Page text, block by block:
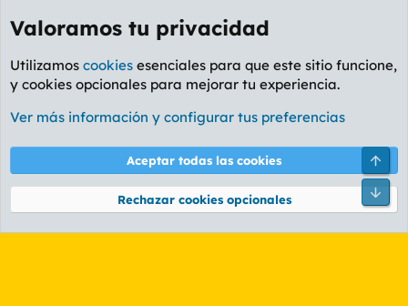
Etiquetas
Cookies
PL OLDSTYLE AMARILLO
Términos y reglas Política de privacidad Ayuda
Community platform by XenForo® © 2010-2026 XenForo Ltd.
Valoramos tu privacidad
Utilizamos cookies esenciales para que este sitio funcione,
y cookies opcionales para mejorar tu experiencia.
Ver más información y configurar tus preferencias
Aceptar todas las cookies
Rechazar cookies opcionales
Pie